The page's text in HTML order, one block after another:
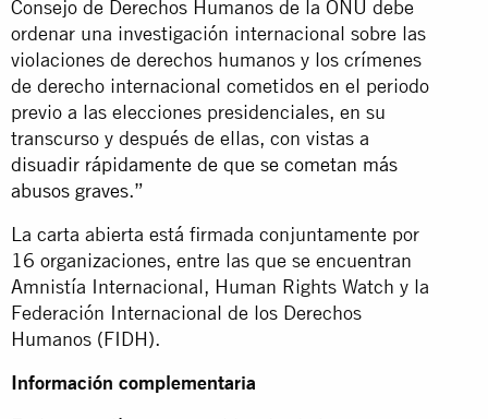
Consejo de Derechos Humanos de la ONU debe
ordenar una investigación internacional sobre las
violaciones de derechos humanos y los crímenes
de derecho internacional cometidos en el periodo
previo a las elecciones presidenciales, en su
transcurso y después de ellas, con vistas a
disuadir rápidamente de que se cometan más
abusos graves.”
La carta abierta está firmada conjuntamente por
16 organizaciones, entre las que se encuentran
Amnistía Internacional, Human Rights Watch y la
Federación Internacional de los Derechos
Humanos (FIDH).
Información complementaria